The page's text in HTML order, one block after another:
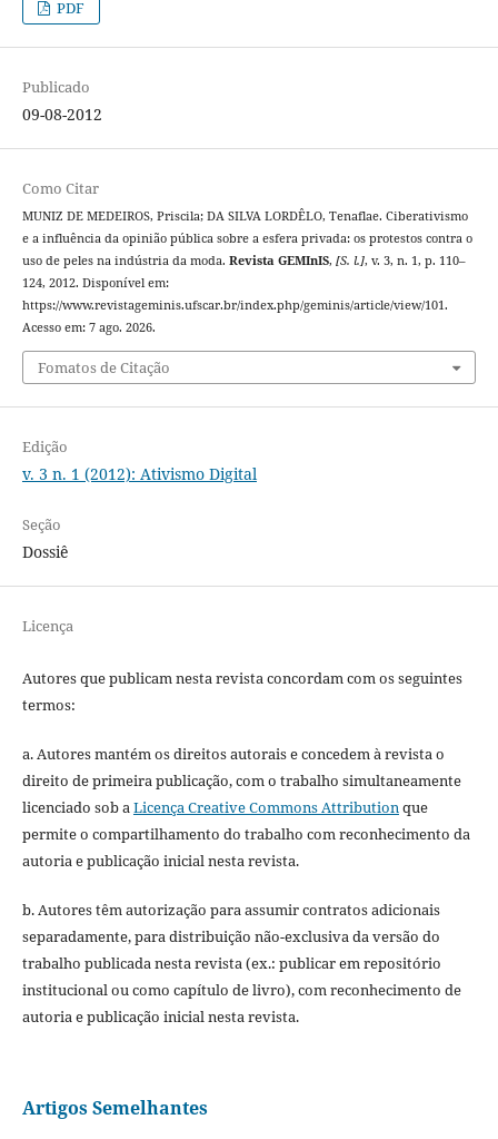
PDF
Publicado
09-08-2012
Como Citar
MUNIZ DE MEDEIROS, Priscila; DA SILVA LORDÊLO, Tenaflae. Ciberativismo
e a influência da opinião pública sobre a esfera privada: os protestos contra o
uso de peles na indústria da moda. Revista GEMInIS, [S. l.], v. 3, n. 1, p. 110–
124, 2012. Disponível em:
https://www.revistageminis.ufscar.br/index.php/geminis/article/view/101.
Acesso em: 7 ago. 2026.
Fomatos de Citação
Edição
v. 3 n. 1 (2012): Ativismo Digital
Seção
Dossiê
Licença
Autores que publicam nesta revista concordam com os seguintes
termos:
a. Autores mantém os direitos autorais e concedem à revista o
direito de primeira publicação, com o trabalho simultaneamente
licenciado sob aLicença Creative Commons Attributionque
permite o compartilhamento do trabalho com reconhecimento da
autoria e publicação inicial nesta revista.
b. Autores têm autorização para assumir contratos adicionais
separadamente, para distribuição não-exclusiva da versão do
trabalho publicada nesta revista (ex.: publicar em repositório
institucional ou como capítulo de livro), com reconhecimento de
autoria e publicação inicial nesta revista.
Artigos Semelhantes